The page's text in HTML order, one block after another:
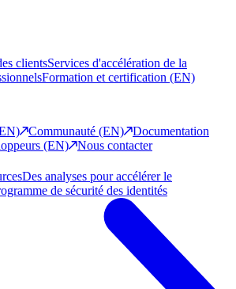
clientsServices d'accélération de la
Formation et certification (EN)
Communauté (EN)
Documentation
(EN) Nous contacter
Des analyses pour accélérer le
de sécurité des identités